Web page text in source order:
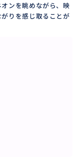
ンを眺めながら、映
りを感じ取ることが